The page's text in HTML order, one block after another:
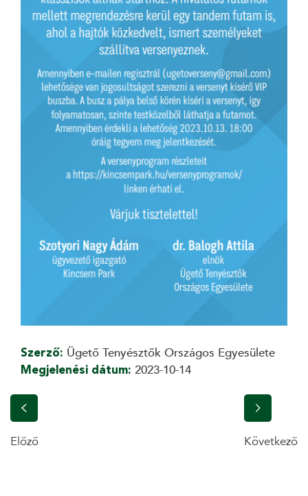
Szerző: Ügető Tenyésztők Országos Egyesülete
Megjelenési dátum: 2023-10-14
Előző Következő